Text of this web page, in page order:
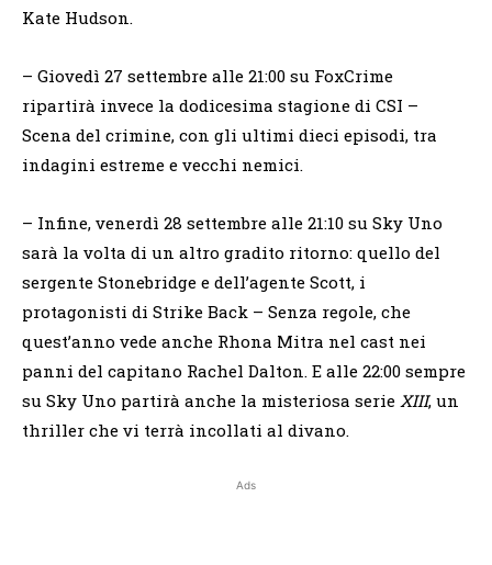
Kate Hudson.
– Giovedì 27 settembre alle 21:00 su FoxCrime
ripartirà invece la dodicesima stagione di CSI –
Scena del crimine, con gli ultimi dieci episodi, tra
indagini estreme e vecchi nemici.
– Infine, venerdì 28 settembre alle 21:10 su Sky Uno
sarà la volta di un altro gradito ritorno: quello del
sergente Stonebridge e dell’agente Scott, i
protagonisti di Strike Back – Senza regole, che
quest’anno vede anche Rhona Mitra nel cast nei
panni del capitano Rachel Dalton. E alle 22:00 sempre
su Sky Uno partirà anche la misteriosa serie XIII, un
thriller che vi terrà incollati al divano.
Ads